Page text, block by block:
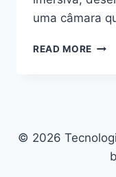
uma câmara
READ MORE NOVA
NAS
© 2026